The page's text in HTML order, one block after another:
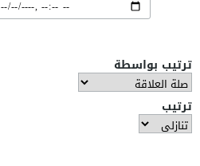
ترتيب بواسطة
ترتيب